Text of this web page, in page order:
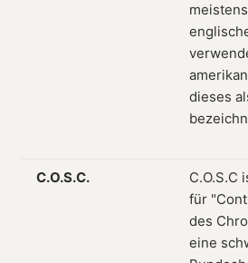
dieses
C.O.S.C.
C.O.S.C
für
des
eine